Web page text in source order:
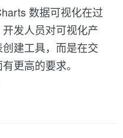
数据可视化在过
发人员对可视化产
建工具，而是在交
更高的要求。